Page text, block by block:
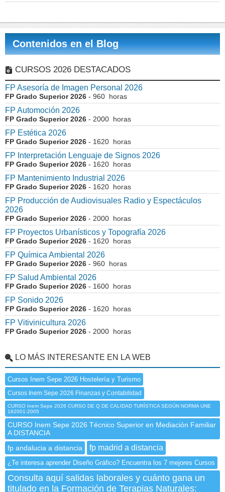
Contenidos en el Blog
CURSOS 2026 DESTACADOS
FP Asesoría de Imagen Personal 2026
FP Grado Superior 2026 - 960 horas
FP Automoción 2026
FP Grado Superior 2026 - 2000 horas
FP Estética 2026
FP Grado Superior 2026 - 1620 horas
FP Interpretación Lenguaje de Signos 2026
FP Grado Superior 2026 - 1620 horas
FP Mantenimiento Industrial 2026
FP Grado Superior 2026 - 1620 horas
FP Producción de Audiovisuales Radio y Espectáculos
2026
FP Grado Superior 2026 - 2000 horas
FP Proyectos Urbanísticos y Topografía 2026
FP Grado Superior 2026 - 1620 horas
FP Química Ambiental 2026
FP Grado Superior 2026 - 960 horas
FP Salud Ambiental 2026
FP Grado Superior 2026 - 1600 horas
FP Sonido 2026
FP Grado Superior 2026 - 1620 horas
FP Vitivinicultura 2026
FP Grado Superior 2026 - 2000 horas
LO MÁS INTERESANTE EN LA WEB
Cursos Inem Sepe 2026 Hostelería y Turismo
Cursos Inem Sepe 2026 Finanzas y Contabilidad
CURSO Inem Sepe 2026 CURSO DE Q DE CALIDAD TURÍSTICA SEGÚN NORMA UNE
182001:2005
CURSO Inem Sepe 2026 Técnico Superior en Mediación Familiar
A DISTANCIA
fp andalucia a distancia
fp madrid a distancia
¿Te interesa aprender Diseño Gráfico? Encuentra los 7 mejores Cursos
Consulta aquí salidas laborales y cuánto gana un
titulado en la Formación de Terapias Naturales: